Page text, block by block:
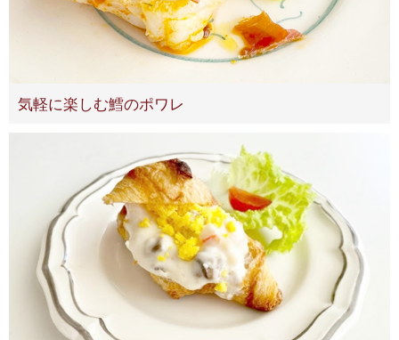
気軽に楽しむ鱈のポワレ